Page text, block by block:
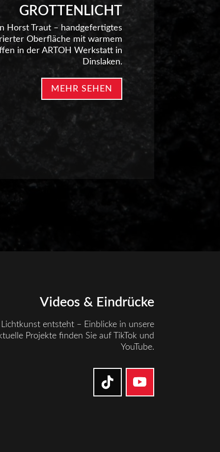
GROTTENLICHT
Horst Traut – handgefertigtes
Oberfläche mit warmem
in der ARTOH Werkstatt in
Dinslaken.
MEHR SEHEN
Videos & Eindrücke
entsteht – Einblicke in unsere
Projekte finden Sie auf TikTok und
YouTube.